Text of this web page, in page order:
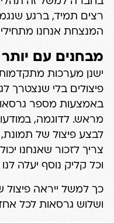
רצים תמיד, ברגע
המנצחת אנחנו
מבחנים עם
ישנן מערכות מתקדמות
פיצולים בלי שנצטרך
באמצעות מספר
מראש. לדוגמה,
לבצע פיצול של תמונת,
צריך לזכור שאנחנו
וכל קליק נוסף יעלה
כך למשל ייראה
ושלוש גרסאות לכל